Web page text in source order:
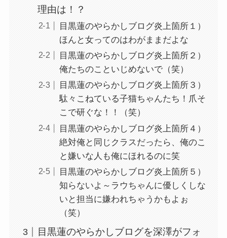
理由は！？
目黒蓮のやらかしブログ炎上箇所１）
ほんと女ってのはわがままだよな
目黒蓮のやらかしブログ炎上箇所２）
俺たちのこといじめないで（笑）
目黒蓮のやらかしブログ炎上箇所３）
駄々こねている子猫ちゃんたち！爪そ
こで研ぐな！！（笑）
目黒蓮のやらかしブログ炎上箇所４）
絶対俺と同じクラスだったら、俺のこ
と嫌いな人も俺にほれるのに笑
目黒蓮のやらかしブログ炎上箇所５）
知らないよ～ラウちゃんに優しくしな
いと担当に嫌われちゃうかもよぉ
（笑）
目黒蓮のやらかしブログを深澤がフォ